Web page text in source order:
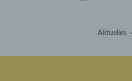
Aktuelles